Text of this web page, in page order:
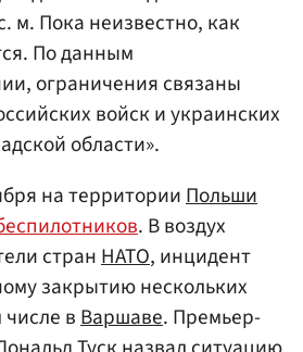
м. Пока неизвестно, как
По данным
ограничения связаны
войск и украинских
области».
на территорииПольши
. В воздух
странНАТО, инцидент
закрытию нескольких
вВаршаве. Премьер-